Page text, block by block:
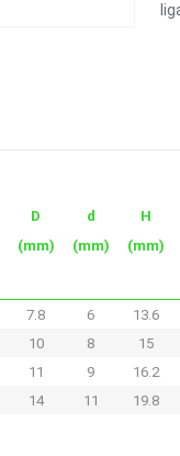
D
(mm)
d
(mm)
H
(mm)
7.8 6 13.6
10 8 15
11 9 16.2
14 11 19.8